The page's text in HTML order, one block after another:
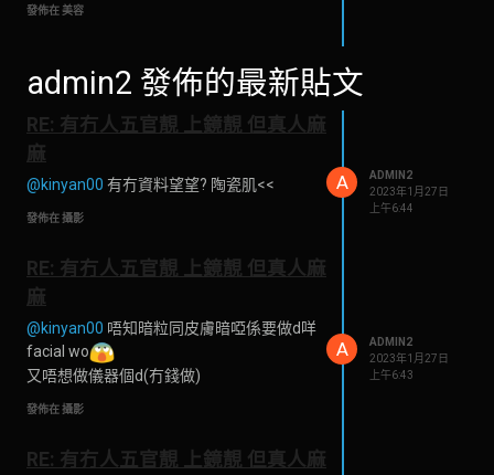
發佈在 美容
admin2 發佈的最新貼文
RE: 有冇人五官靚 上鏡靚 但真人麻
麻
@kinyan00 有冇資料望望? 陶瓷肌<<
發佈在 攝影
A
ADMIN2
2023年1月27日
上午6:44
RE: 有冇人五官靚 上鏡靚 但真人麻
麻
@kinyan00 唔知暗粒同皮膚暗啞係要做d咩
facial wo
又唔想做儀器個d(冇錢做)
發佈在 攝影
A
ADMIN2
2023年1月27日
上午6:43
RE: 有冇人五官靚 上鏡靚 但真人麻